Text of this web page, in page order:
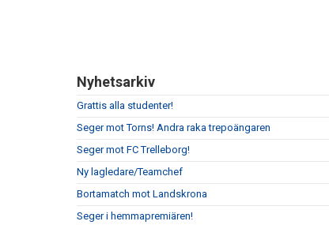
Nyhetsarkiv
Grattis alla studenter!
Seger mot Torns! Andra raka trepoängaren
Seger mot FC Trelleborg!
Ny lagledare/Teamchef
Bortamatch mot Landskrona
Seger i hemmapremiären!